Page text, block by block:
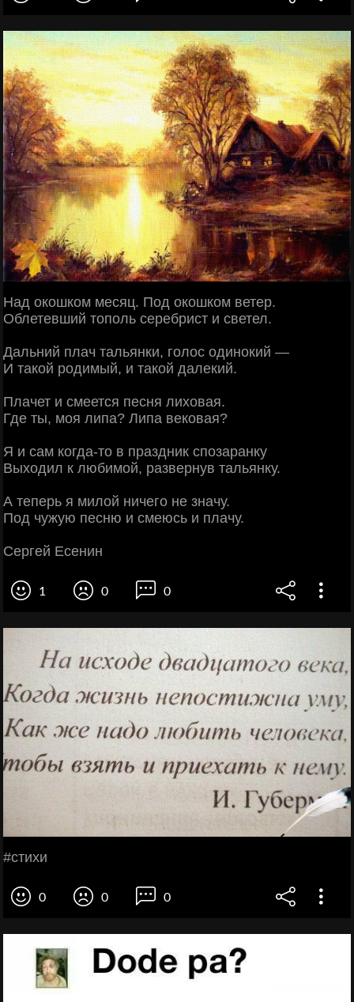
Над окошком месяц. Под окошком ветер.
Облетевший тополь серебрист и светел.
Дальний плач тальянки, голос одинокий —
И такой родимый, и такой далекий.
Плачет и смеется песня лиховая.
Где ты, моя липа? Липа вековая?
Я и сам когда-то в праздник спозаранку
Выходил к любимой, развернув тальянку.
А теперь я милой ничего не значу.
Под чужую песню и смеюсь и плачу.
Сергей Есенин
1 0 0
#стихи
0 0 0